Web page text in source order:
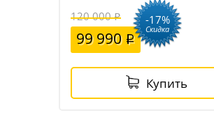
120 000
99 990
-17%
Скидка
Купить